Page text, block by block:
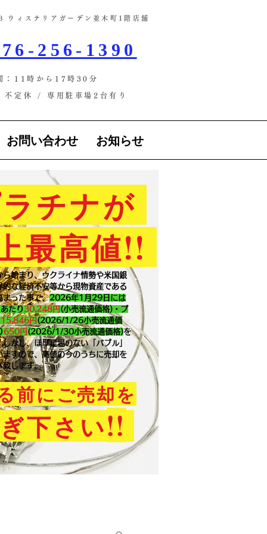
ィステリアガーデン並木町1階店舗​
256-1390
：11時から17時30分
不定休 / ​専用駐車場2台有り
お問い合わせ お知らせ
チナが
最高値!!
ら始まり、ウクライナ情勢や米国銀
的な経済不安等から現物資産である
まった事で、2026年1月29 日には
たり30,248円 (小売流通価格)・プ
15,846 円 (2026/1/26小売流通価
650 円 (2026/1/30小売流通価格)を
かし、ほぼ足場のない「バブル」
ますので、高値の今のうちに売却を
致します。
前にご売却を
下さい!!